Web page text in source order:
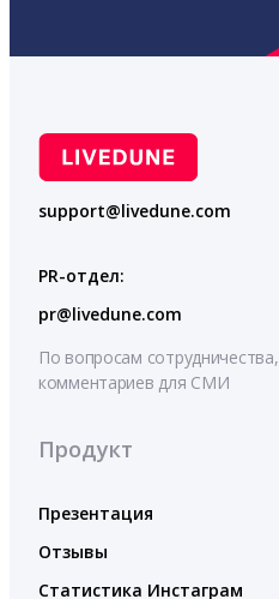
support@livedune.com
PR-отдел:
pr@livedune.com
По вопросам сотрудничества,
комментариев для СМИ
Продукт
Презентация
Отзывы
Статистика Инстаграм